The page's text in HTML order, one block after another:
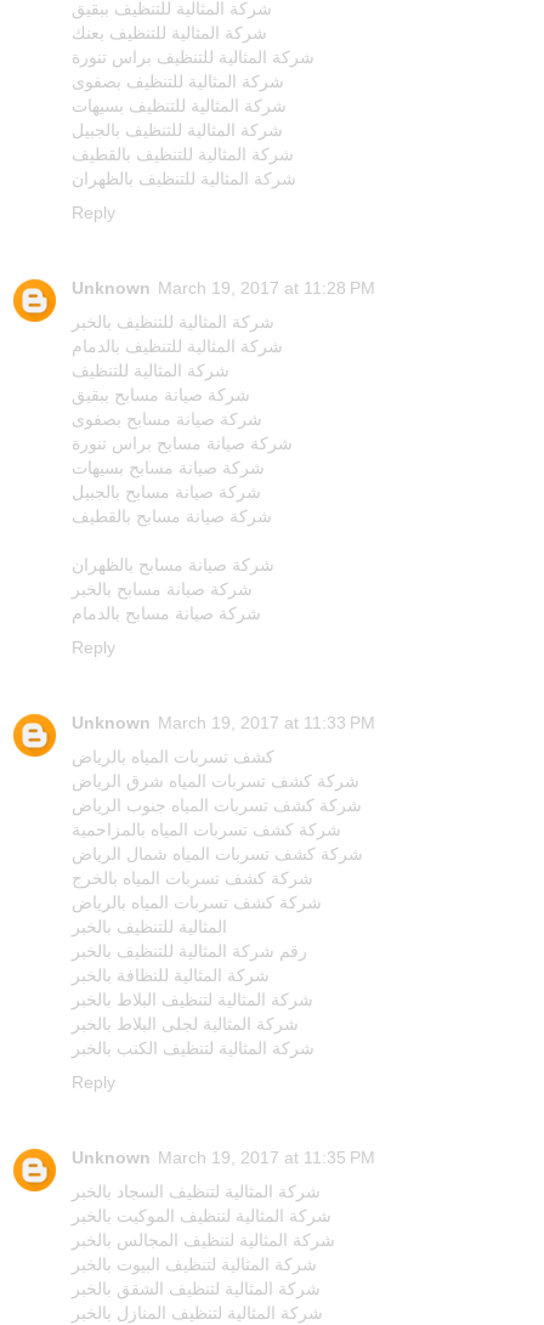
شركة المثالية للتنظيف ببقيق
شركة المثالية للتنظيف بعنك
شركة المثالية للتنظيف براس تنورة
شركة المثالية للتنظيف بصفوى
شركة المثالية للتنظيف بسيهات
شركة المثالية للتنظيف بالجبيل
شركة المثالية للتنظيف بالقطيف
شركة المثالية للتنظيف بالظهران
Reply
Unknown March 19, 2017 at 11:28 PM
شركة المثالية للتنظيف بالخبر
شركة المثالية للتنظيف بالدمام
شركة المثالية للتنظيف
شركة صيانة مسابح ببقيق
شركة صيانة مسابح بصفوى
شركة صيانة مسابح براس تنورة
شركة صيانة مسابح بسيهات
شركة صيانة مسابح بالجبيل
شركة صيانة مسابح بالقطيف
شركة صيانة مسابح بالظهران
شركة صيانة مسابح بالخبر
شركة صيانة مسابح بالدمام
Reply
Unknown March 19, 2017 at 11:33 PM
كشف تسربات المياه بالرياض
شركة كشف تسربات المياه شرق الرياض
شركة كشف تسربات المياه جنوب الرياض
شركة كشف تسربات المياه بالمزاحمية
شركة كشف تسربات المياه شمال الرياض
شركة كشف تسربات المياه بالخرج
شركة كشف تسربات المياه بالرياض
المثالية للتنظيف بالخبر
رقم شركة المثالية للتنظيف بالخبر
شركة المثالية للنظافة بالخبر
شركة المثالية لتنظيف البلاط بالخبر
شركة المثالية لجلى البلاط بالخبر
شركة المثالية لتنظيف الكنب بالخبر
Reply
Unknown March 19, 2017 at 11:35 PM
شركة المثالية لتنظيف السجاد بالخبر
شركة المثالية لتنظيف الموكيت بالخبر
شركة المثالية لتنظيف المجالس بالخبر
شركة المثالية لتنظيف البيوت بالخبر
شركة المثالية لتنظيف الشقق بالخبر
شركة المثالية لتنظيف المنازل بالخبر